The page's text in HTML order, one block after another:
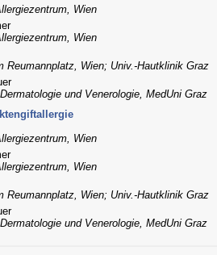
Wien
Wien
Reumannplatz, Wien; Univ.-Hautklinik Graz
und Venerologie, MedUni Graz
Wien
Wien
Reumannplatz, Wien; Univ.-Hautklinik Graz
und Venerologie, MedUni Graz